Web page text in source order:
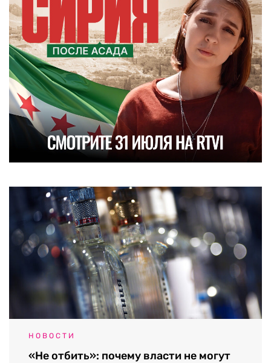
НОВОСТИ
«Не отбить»: почему власти не могут